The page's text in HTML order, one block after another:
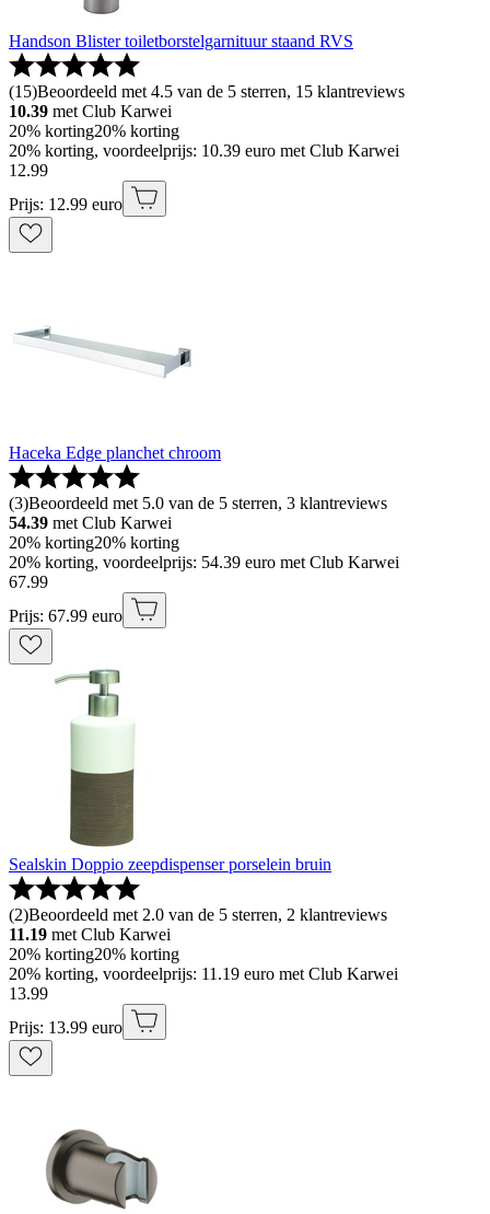
Handson Blister toiletborstelgarnituur staand RVS
(15)Beoordeeld met 4.5 van de 5 sterren, 15 klantreviews
10.39 met Club Karwei
20% korting20% korting
20% korting, voordeelprijs: 10.39 euro met Club Karwei
12.99
Prijs: 12.99 euro
Haceka Edge planchet chroom
(3)Beoordeeld met 5.0 van de 5 sterren, 3 klantreviews
54.39 met Club Karwei
20% korting20% korting
20% korting, voordeelprijs: 54.39 euro met Club Karwei
67.99
Prijs: 67.99 euro
Sealskin Doppio zeepdispenser porselein bruin
(2)Beoordeeld met 2.0 van de 5 sterren, 2 klantreviews
11.19 met Club Karwei
20% korting20% korting
20% korting, voordeelprijs: 11.19 euro met Club Karwei
13.99
Prijs: 13.99 euro